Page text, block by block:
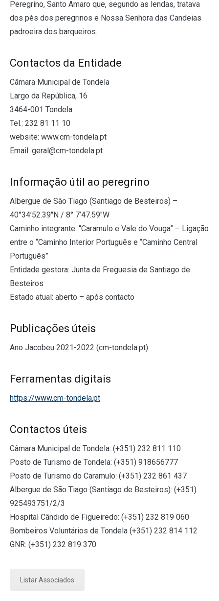
Peregrino, Santo Amaro que, segundo as lendas, tratava
dos pés dos peregrinos e Nossa Senhora das Candeias
padroeira dos barqueiros.
Contactos da Entidade
Câmara Municipal de Tondela
Largo da República, 16
3464-001 Tondela
Tel.: 232 81 11 10
website: www.cm-tondela.pt
Email: geral@cm-tondela.pt
Informação útil ao peregrino
Albergue de São Tiago (Santiago de Besteiros) –
40°34’52.39″N / 8° 7’47.59″W
Caminho integrante: “Caramulo e Vale do Vouga” – Ligação
entre o “Caminho Interior Português e “Caminho Central
Português”
Entidade gestora: Junta de Freguesia de Santiago de
Besteiros
Estado atual: aberto – após contacto
Publicações úteis
Ano Jacobeu 2021-2022 (cm-tondela.pt)
Ferramentas digitais
https://www.cm-tondela.pt
Contactos úteis
Câmara Municipal de Tondela: (+351) 232 811 110
Posto de Turismo de Tondela: (+351) 918656777
Posto de Turismo do Caramulo: (+351) 232 861 437
Albergue de São Tiago (Santiago de Besteiros): (+351)
925493751/2/3
Hospital Cândido de Figueiredo: (+351) 232 819 060
Bombeiros Voluntários de Tondela (+351) 232 814 112
GNR: (+351) 232 819 370
Listar Associados